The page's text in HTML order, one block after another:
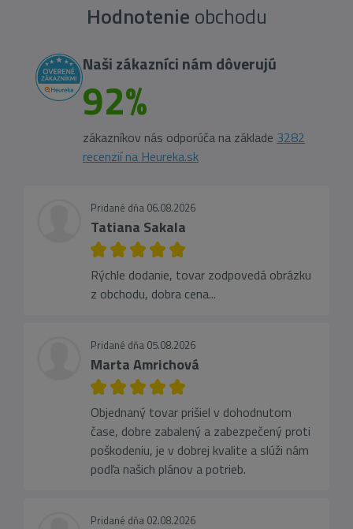
Hodnotenie obchodu
Naši zákazníci nám dôverujú
92%
zákazníkov nás odporúča na základe 3282
recenzií na Heureka.sk
Pridané dňa 06.08.2026
Tatiana Sakala
Rýchle dodanie, tovar zodpovedá obrázku
z obchodu, dobra cena...
Pridané dňa 05.08.2026
Marta Amrichová
Objednaný tovar prišiel v dohodnutom
čase, dobre zabalený a zabezpečený proti
poškodeniu, je v dobrej kvalite a slúži nám
podľa našich plánov a potrieb.
Pridané dňa 02.08.2026